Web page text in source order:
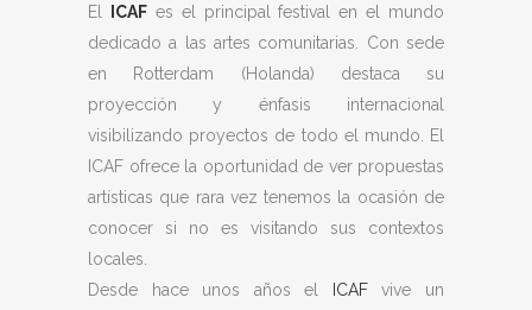
El ICAFes el principal festival en el mundo
dedicado a las artes comunitarias. Con sede
en Rotterdam (Holanda) destaca su
proyección y énfasis internacional
visibilizando proyectos de todo el mundo. El
ICAF ofrece la oportunidad de ver propuestas
artísticas que rara vez tenemos la ocasión de
conocer si no es visitando sus contextos
locales.
Desde hace unos años el
ICAFvive un